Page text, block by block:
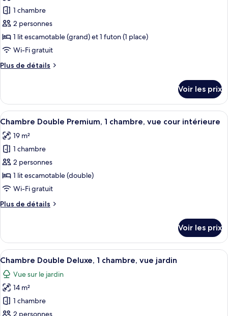
Supérieure,
chambre,
balcon,
vue
lac
photos
pour
ce
type
chambre :
chambre,
vue
cour
intérieure,
côté
jardin
1 chambre
2 personnes
1 lit escamotable (grand) et 1 futon (1 place)
Wi-Fi gratuit
Plus de détails
Plus
le
type
de
Suite
Confort,
chambre,
vue
cour
intérieure,
côté
Voir les prix
Afficher
toutes
les
photos
pour
ce
type
chambre :
Premium,
1
chambre,
vue
cour
intérieure
Une chambre à coucher avec un lit,
4
Chambre Double Premium, 1 chambre, vue cour intérieure
19 m²
1 chambre
2 personnes
1 lit escamotable (double)
Wi-Fi gratuit
Plus de détails
Plus
le
type
de
chambre
Chambre
Double
Premium,
chambre,
Voir les prix
Afficher
toutes
les
photos
pour
ce
Une chambre avec un lit, une
2
Chambre Double Deluxe, 1 chambre, vue jardin
Vue sur le jardin
14 m²
1 chambre
2 personnes